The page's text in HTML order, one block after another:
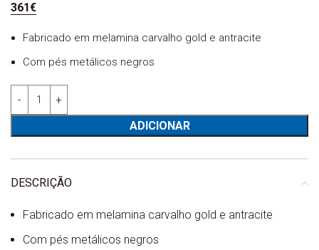
361€
Fabricado em melamina carvalho gold e antracite
Com pés metálicos negros
ADICIONAR
DESCRIÇÃO
Fabricado em melamina carvalho gold e antracite
Com pés metálicos negros